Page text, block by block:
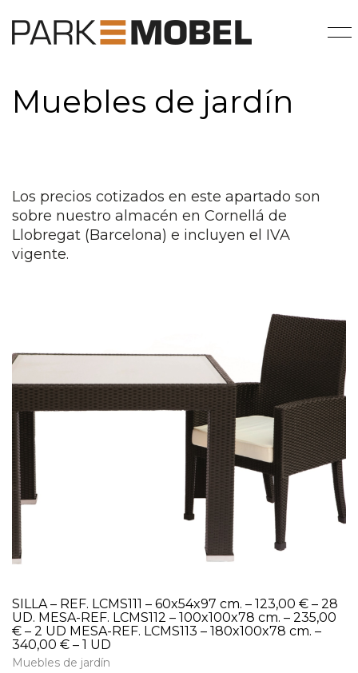
Muebles de jardín
Los precios cotizados en este apartado son
sobre nuestro almacén en Cornellá de
Llobregat (Barcelona) e incluyen el IVA
vigente.
SILLA – REF. LCMS111 – 60x54x97 cm. – 123,00 € – 28
UD. MESA-REF. LCMS112 – 100x100x78 cm. – 235,00
€ – 2 UD MESA-REF. LCMS113 – 180x100x78 cm. –
340,00 € – 1 UD
Muebles de jardín